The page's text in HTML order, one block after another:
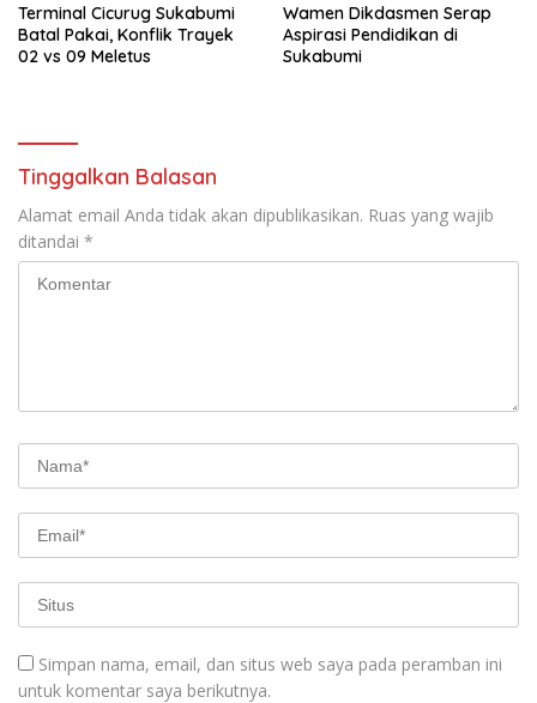
Terminal Cicurug Sukabumi
Batal Pakai, Konflik Trayek
02 vs 09 Meletus
Wamen Dikdasmen Serap
Aspirasi Pendidikan di
Sukabumi
Tinggalkan Balasan
Alamat email Anda tidak akan dipublikasikan. Ruas yang wajib
ditandai *
Simpan nama, email, dan situs web saya pada peramban ini
untuk komentar saya berikutnya.